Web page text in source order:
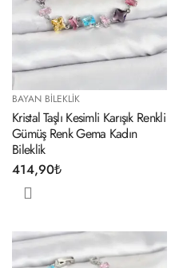
BAYAN BILEKLIK
Kristal Taşlı Kesimli Karışık Renkli
Gümüş Renk Gema Kadın
Bileklik
414,90₺